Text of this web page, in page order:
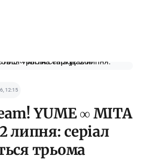
12:15
YUME ∞ MITA
липня: серіал
трьома